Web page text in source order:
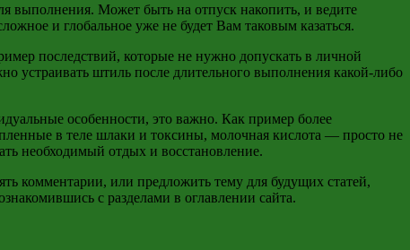
выполнения. Может быть на отпуск накопить, и ведите
и глобальное уже не будет Вам таковым казаться.
последствий, которые не нужно допускать в личной
устраивать штиль после длительного выполнения какой-либо
особенности, это важно. Как пример более
в теле шлаки и токсины, молочная кислота — просто не
необходимый отдых и восстановление.
комментарии, или предложить тему для будущих статей,
с разделами в оглавлении сайта.